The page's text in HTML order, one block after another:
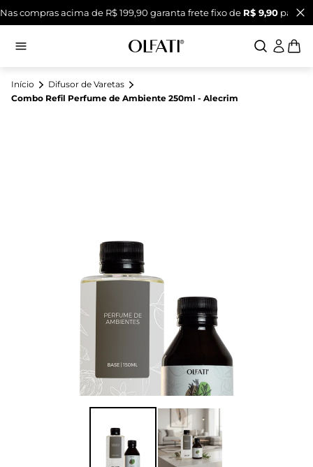
Nas compras acima de R$ 199,90 garanta frete fixo de R$ 9,90 para
Início
Difusor de Varetas
Combo Refil Perfume de Ambiente 250ml - Alecrim
Ir para o slide 1
Ir para o slide 2